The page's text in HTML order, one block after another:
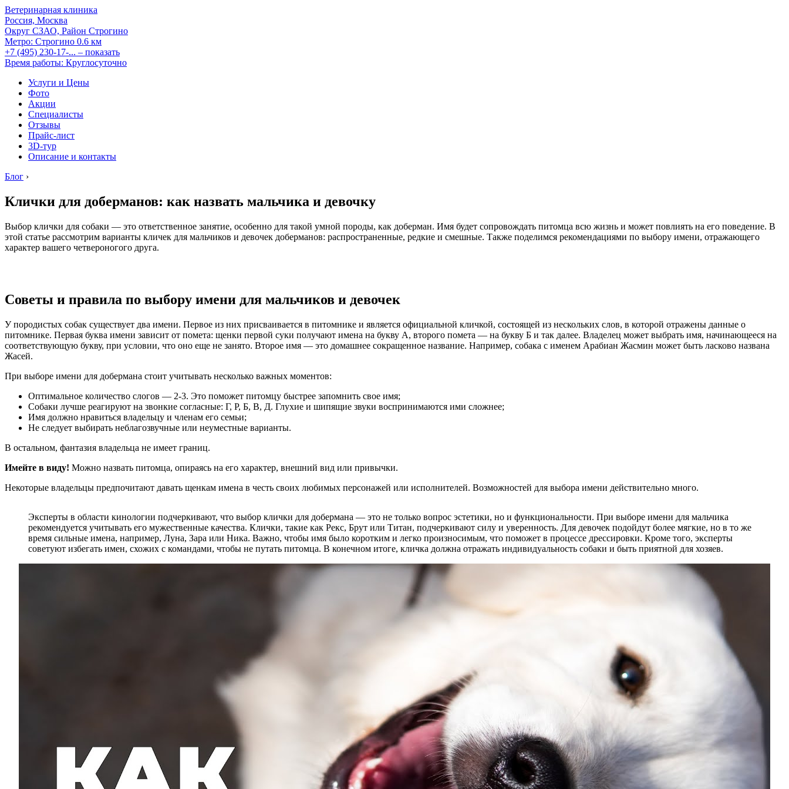
Ветеринарная клиника
Россия, Москва
Округ СЗАО, Район Строгино
Метро: Строгино 0.6 км
+7 (495) 230-17-... – показать
Время работы: Круглосуточно
Услуги и Цены
Фото
Акции
Специалисты
Отзывы
Прайс-лист
3D-тур
Описание и контакты
Блог ›
Клички для доберманов: как назвать мальчика и девочку
Выбор клички для собаки — это ответственное занятие, особенно для такой умной породы, как доберман. Имя будет сопровождать питомца всю жизнь и может повлиять на его поведение. В
этой статье рассмотрим варианты кличек для мальчиков и девочек доберманов: распространенные, редкие и смешные. Также поделимся рекомендациями по выбору имени, отражающего
характер вашего четвероногого друга.
Советы и правила по выбору имени для мальчиков и девочек
У породистых собак существует два имени. Первое из них присваивается в питомнике и является официальной кличкой, состоящей из нескольких слов, в которой отражены данные о
питомнике. Первая буква имени зависит от помета: щенки первой суки получают имена на букву А, второго помета — на букву Б и так далее. Владелец может выбрать имя, начинающееся на
соответствующую букву, при условии, что оно еще не занято. Второе имя — это домашнее сокращенное название. Например, собака с именем Арабиан Жасмин может быть ласково названа
Жасей.
При выборе имени для добермана стоит учитывать несколько важных моментов:
Оптимальное количество слогов — 2-3. Это поможет питомцу быстрее запомнить свое имя;
Собаки лучше реагируют на звонкие согласные: Г, Р, Б, В, Д. Глухие и шипящие звуки воспринимаются ими сложнее;
Имя должно нравиться владельцу и членам его семьи;
Не следует выбирать неблагозвучные или неуместные варианты.
В остальном, фантазия владельца не имеет границ.
Имейте в виду! Можно назвать питомца, опираясь на его характер, внешний вид или привычки.
Некоторые владельцы предпочитают давать щенкам имена в честь своих любимых персонажей или исполнителей. Возможностей для выбора имени действительно много.
Эксперты в области кинологии подчеркивают, что выбор клички для добермана — это не только вопрос эстетики, но и функциональности. При выборе имени для мальчика
рекомендуется учитывать его мужественные качества. Клички, такие как Рекс, Брут или Титан, подчеркивают силу и уверенность. Для девочек подойдут более мягкие, но в то же
время сильные имена, например, Луна, Зара или Ника. Важно, чтобы имя было коротким и легко произносимым, что поможет в процессе дрессировки. Кроме того, эксперты
советуют избегать имен, схожих с командами, чтобы не путать питомца. В конечном итоге, кличка должна отражать индивидуальность собаки и быть приятной для хозяев.